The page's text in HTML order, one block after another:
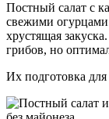
Постный салат с
свежими
хрустящая
грибов, но
Их подготовка